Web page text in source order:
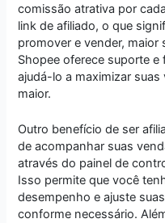
comissão atrativa por
link de afiliado, o que
promover e vender, maior
Shopee oferece suporte
ajudá-lo a maximizar
maior.
Outro benefício de ser
de acompanhar suas
através do painel de
Isso permite que você
desempenho e ajuste
conforme necessário.